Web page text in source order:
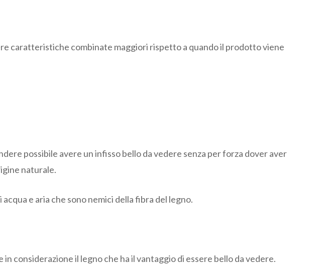
caratteristiche combinate maggiori rispetto a quando il prodotto viene
possibile avere un infisso bello da vedere senza per forza dover aver
naturale.
e aria che sono nemici della fibra del legno.
considerazione il legno che ha il vantaggio di essere bello da vedere.